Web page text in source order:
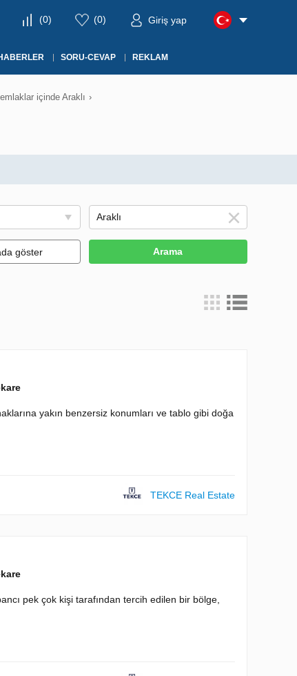
(0) (0) Giriş yap
SORU-CEVAP REKLAM
içinde Araklı ›
göster Arama
yakın benzersiz konumları ve tablo gibi doğa
TEKCE Real Estate
pek çok kişi tarafından tercih edilen bir bölge,